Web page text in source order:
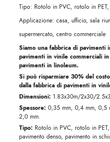
Tipo: Rotolo in PVC, rotolo in
Applicazione: casa, ufficio, sala
supermercato, centro commerciale
Siamo una fabbrica di
pavimenti in vinile commerciali
pavimenti in linoleum.
Si può risparmiare 30% del
dalla fabbrica di pavimenti in
Dimensioni: 1.83x30m/2x30/
Spessore: 0,35 mm, 0,4 mm, 0,5
2,0 mm.
Tipo: Rotolo in PVC, rotolo in
pavimento denso, pavimento in